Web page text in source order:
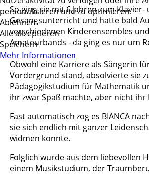
So ging sie mit 6 Jahren zum Klavier-
Gesangsunterricht und hatte bald
verschiedenen Kinderensembles
Amateurbands - da ging es nur um
Obwohl eine Karriere als Sängerin
Vordergrund stand, absolvierte sie
Pädagogikstudium für Mathematik
ihr zwar Spaß machte, aber nicht ihr
Fast automatisch zog es BIANCA
sie sich endlich mit ganzer
widmen konnte.
Folglich wurde aus dem liebevollen
einem Musikstudium, der
personalisieren und zu optimieren.
Ablehnen
Alle akzeptieren
Speichern
Mehr Informationen